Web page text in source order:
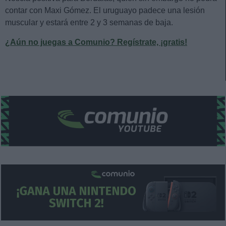
contar con Maxi Gómez. El uruguayo padece una lesión
muscular y estará entre 2 y 3 semanas de baja.
¿Aún no juegas a Comunio? Regístrate, ¡gratis!